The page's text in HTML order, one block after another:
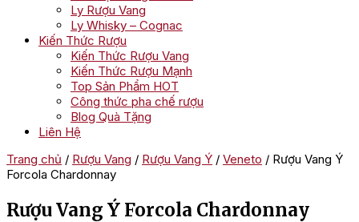
Ly Rượu Vang
Ly Whisky – Cognac
Kiến Thức Rượu
Kiến Thức Rượu Vang
Kiến Thức Rượu Mạnh
Top Sản Phẩm HOT
Công thức pha chế rượu
Blog Quà Tặng
Liên Hệ
Trang chủ / Rượu Vang / Rượu Vang Ý / Veneto / Rượu Vang Ý
Forcola Chardonnay
Rượu Vang Ý Forcola Chardonnay